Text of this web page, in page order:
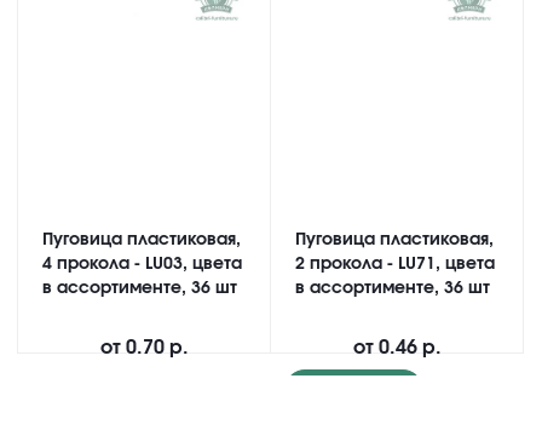
Пуговица пластиковая,
4 прокола - LU03, цвета
в ассортименте, 36 шт
от 0.70 р.
Пуговица пластиковая,
2 прокола - LU71, цвета
в ассортименте, 36 шт
от 0.46 р.